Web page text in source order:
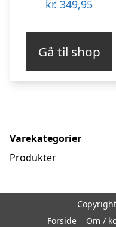
kr. 349,95
Gå til shop
Varekategorier
Produkter
Forside
Om /